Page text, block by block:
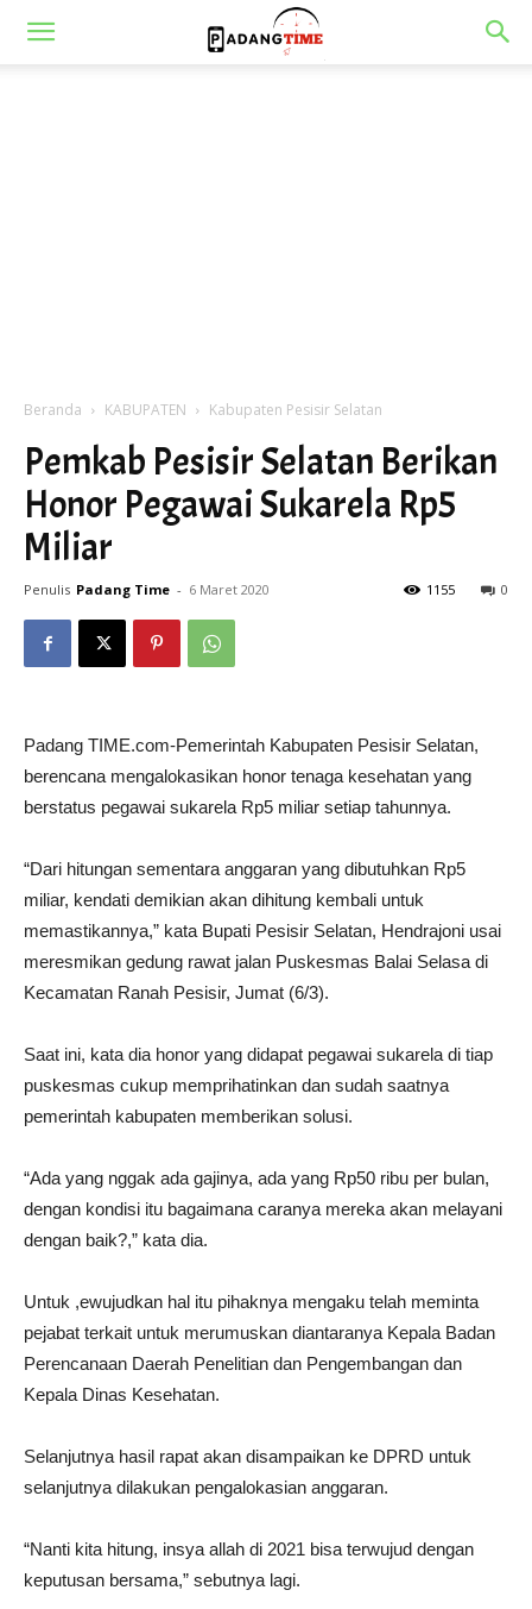
Beranda KABUPATEN Kabupaten Pesisir Selatan
Pemkab Pesisir Selatan Berikan
Honor Pegawai Sukarela Rp5
Miliar
Penulis Padang Time - 6 Maret 2020 0
1155
Padang TIME.com-Pemerintah Kabupaten Pesisir Selatan,
berencana mengalokasikan honor tenaga kesehatan yang
berstatus pegawai sukarela Rp5 miliar setiap tahunnya.
“Dari hitungan sementara anggaran yang dibutuhkan Rp5
miliar, kendati demikian akan dihitung kembali untuk
memastikannya,” kata Bupati Pesisir Selatan, Hendrajoni usai
meresmikan gedung rawat jalan Puskesmas Balai Selasa di
Kecamatan Ranah Pesisir, Jumat (6/3).
Saat ini, kata dia honor yang didapat pegawai sukarela di tiap
puskesmas cukup memprihatinkan dan sudah saatnya
pemerintah kabupaten memberikan solusi.
“Ada yang nggak ada gajinya, ada yang Rp50 ribu per bulan,
dengan kondisi itu bagaimana caranya mereka akan melayani
dengan baik?,” kata dia.
Untuk ,ewujudkan hal itu pihaknya mengaku telah meminta
pejabat terkait untuk merumuskan diantaranya Kepala Badan
Perencanaan Daerah Penelitian dan Pengembangan dan
Kepala Dinas Kesehatan.
Selanjutnya hasil rapat akan disampaikan ke DPRD untuk
selanjutnya dilakukan pengalokasian anggaran.
“Nanti kita hitung, insya allah di 2021 bisa terwujud dengan
keputusan bersama,” sebutnya lagi.